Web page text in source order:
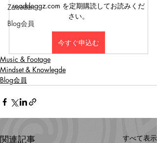
Zatsudan
Blog会員
roaddoggz.com を定期購読してお読みくだ
さい。
今すぐ申込む
Music & Footage
Mindset & Knowlegde
Blog会員
関連記事 すべて表示